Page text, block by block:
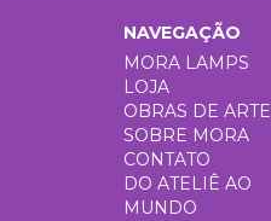
NAVEGAÇÃO
MORA LAMPS
LOJA
OBRAS DE ARTE
SOBRE MORA
CONTATO
DO ATELIÊ AO
MUNDO